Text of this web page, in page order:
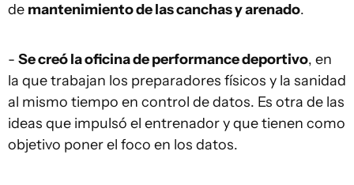
de mantenimiento de las canchas y arenado.
- Se creó la oficina de performance deportivo, en
la que trabajan los preparadores físicos y la sanidad
al mismo tiempo en control de datos. Es otra de las
ideas que impulsó el entrenador y que tienen como
objetivo poner el foco en los datos.